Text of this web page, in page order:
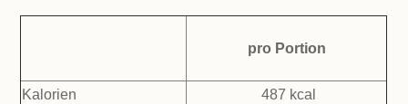
pro Portion
Kalorien
487 kcal